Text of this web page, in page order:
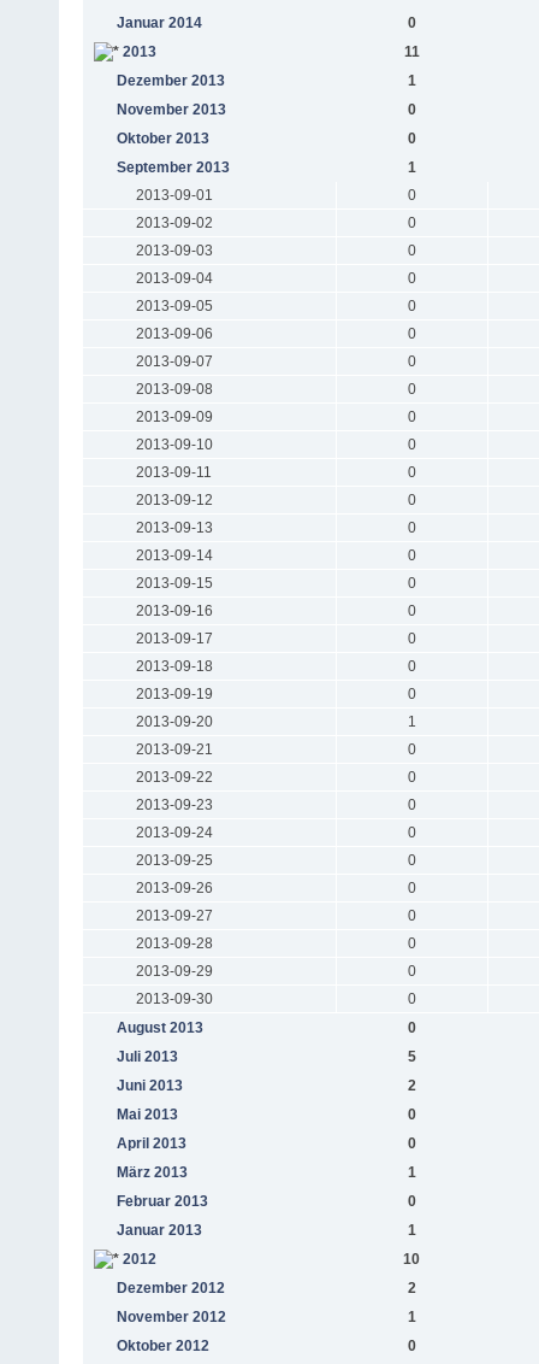
Januar 2014
0
2013
11
Dezember 2013
1
November 2013
0
Oktober 2013
0
September 2013
1
2013-09-01
0
2013-09-02
0
2013-09-03
0
2013-09-04
0
2013-09-05
0
2013-09-06
0
2013-09-07
0
2013-09-08
0
2013-09-09
0
2013-09-10
0
2013-09-11
0
2013-09-12
0
2013-09-13
0
2013-09-14
0
2013-09-15
0
2013-09-16
0
2013-09-17
0
2013-09-18
0
2013-09-19
0
2013-09-20
1
2013-09-21
0
2013-09-22
0
2013-09-23
0
2013-09-24
0
2013-09-25
0
2013-09-26
0
2013-09-27
0
2013-09-28
0
2013-09-29
0
2013-09-30
0
August 2013
0
Juli 2013
5
Juni 2013
2
Mai 2013
0
April 2013
0
März 2013
1
Februar 2013
0
Januar 2013
1
2012
10
Dezember 2012
2
November 2012
1
Oktober 2012
0